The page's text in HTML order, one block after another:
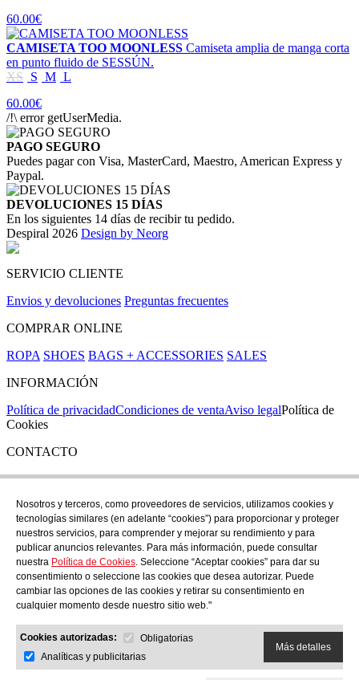
60.00€
CAMISETA TOO MOONLESS Camiseta amplia de manga corta
en punto fluido de SESSÚN.
XS S M L
60.00€
/!\ error getUserMedia.
PAGO SEGURO
Puedes pagar con Visa, MasterCard, Maestro, American Express y
Paypal.
DEVOLUCIONES 15 DÍAS
En los siguientes 14 días de recibir tu pedido.
Despiral 2026 Design by Neorg
SERVICIO CLIENTE
Envios y devoluciones Preguntas frecuentes
COMPRAR ONLINE
ROPA SHOES BAGS + ACCESSORIES SALES
INFORMACIÓN
Política de privacidadCondiciones de ventaAviso legalPolítica de
Cookies
CONTACTO
Si tienes cualquier duda puedes contactar con nosotros en nuestra
TEL: +34 972 21 30 04
EMAIL: despiral@despiral.com
SÍGUENOS EN
Instagram
Financiado por la Unión Europea -
NextGeneration EU
Nosotros y terceros, como proveedores de servicios, utilizamos cookies y
tecnologías similares (en adelante “cookies”) para proporcionar y proteger
nuestros servicios, para comprender y mejorar su rendimiento y para
publicar anuncios relevantes. Para más información, puede consultar
nuestra Política de Cookies. Seleccione “Aceptar cookies” para dar su
consentimiento o seleccione las cookies que desea autorizar. Puede
cambiar las opciones de las cookies y retirar su consentimiento en
cualquier momento desde nuestro sitio web."
Cookies autorizadas:
Obligatorias
Analíticas y publicitarias
Más detalles